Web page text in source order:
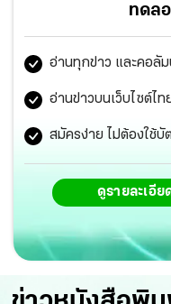
ทดล
อ่านทุกข่าว และคอลั
อ่านข่าวบนเว็บไซต์ไ
สมัครง่าย ไม่ต้องใช้บั
ดูรายละเอีย